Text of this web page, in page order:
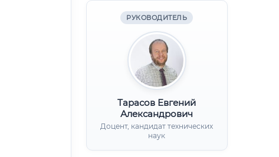
РУКОВОДИТЕЛЬ
Тарасов Евгений
Александрович
Доцент, кандидат технических
наук